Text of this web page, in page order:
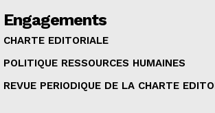
Engagements
CHARTE EDITORIALE
POLITIQUE RESSOURCES HUMAINES
REVUE PERIODIQUE DE LA CHARTE